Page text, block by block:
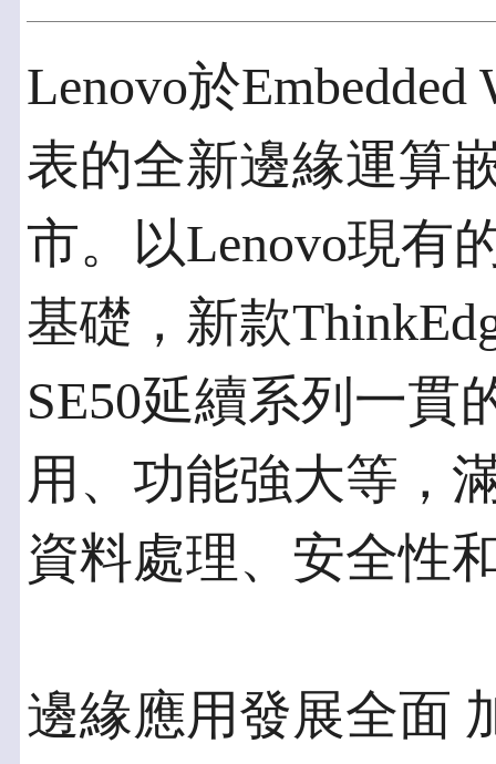
Lenovo於
表的全新邊緣運算
市。以Lenovo現有
基礎，新款
SE50延續系列一貫
用、功能強大等，
資料處理、安全性
邊緣應用發展全面